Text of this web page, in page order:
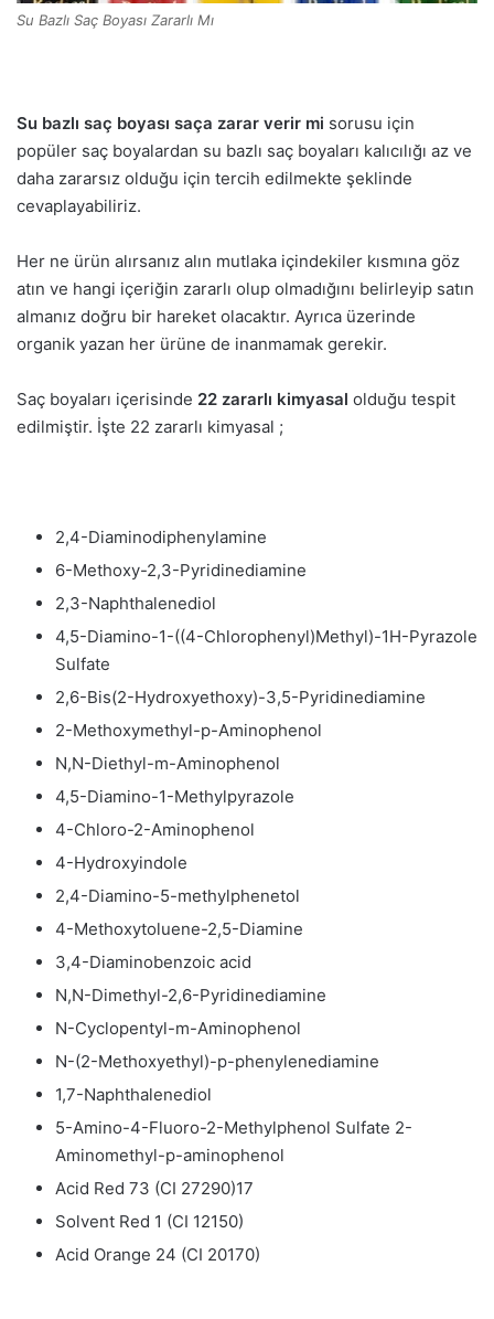
Su Bazlı Saç Boyası Zararlı Mı
Su bazlı saç boyası saça zarar verir mi sorusu için
popüler saç boyalardan su bazlı saç boyaları kalıcılığı az ve
daha zararsız olduğu için tercih edilmekte şeklinde
cevaplayabiliriz.
Her ne ürün alırsanız alın mutlaka içindekiler kısmına göz
atın ve hangi içeriğin zararlı olup olmadığını belirleyip satın
almanız doğru bir hareket olacaktır. Ayrıca üzerinde
organik yazan her ürüne de inanmamak gerekir.
Saç boyaları içerisinde 22 zararlı kimyasal olduğu tespit
edilmiştir. İşte 22 zararlı kimyasal ;
2,4-Diaminodiphenylamine
6-Methoxy-2,3-Pyridinediamine
2,3-Naphthalenediol
4,5-Diamino-1-((4-Chlorophenyl)Methyl)-1H-Pyrazole
Sulfate
2,6-Bis(2-Hydroxyethoxy)-3,5-Pyridinediamine
2-Methoxymethyl-p-Aminophenol
N,N-Diethyl-m-Aminophenol
4,5-Diamino-1-Methylpyrazole
4-Chloro-2-Aminophenol
4-Hydroxyindole
2,4-Diamino-5-methylphenetol
4-Methoxytoluene-2,5-Diamine
3,4-Diaminobenzoic acid
N,N-Dimethyl-2,6-Pyridinediamine
N-Cyclopentyl-m-Aminophenol
N-(2-Methoxyethyl)-p-phenylenediamine
1,7-Naphthalenediol
5-Amino-4-Fluoro-2-Methylphenol Sulfate 2-
Aminomethyl-p-aminophenol
Acid Red 73 (CI 27290)17
Solvent Red 1 (CI 12150)
Acid Orange 24 (CI 20170)